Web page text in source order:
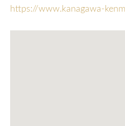
https://www.kanagawa-